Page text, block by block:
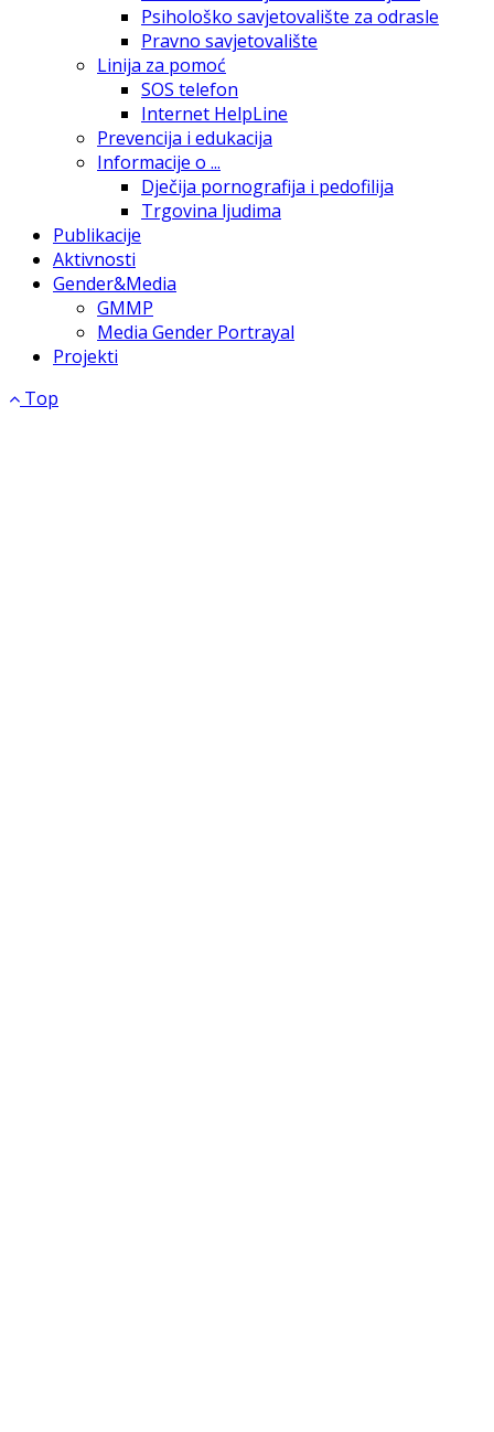
Psihološko savjetovalište za odrasle
Pravno savjetovalište
Linija za pomoć
SOS telefon
Internet HelpLine
Prevencija i edukacija
Informacije o ...
Dječija pornografija i pedofilija
Trgovina ljudima
Publikacije
Aktivnosti
Gender&Media
GMMP
Media Gender Portrayal
Projekti
Top